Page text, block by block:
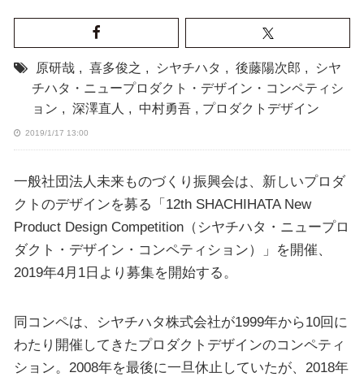
原研哉 , 喜多俊之 , シヤチハタ , 後藤陽次郎 ,
シヤ
チハタ・ニュープロダクト・デザイン・コンペティシ
ョン , 深澤直人 , 中村勇吾 , プロダクトデザイン
2019/1/17 13:00
一般社団法人未来ものづくり振興会は、新しいプロダ
クトのデザインを募る「12th SHACHIHATA New
Product Design Competition（シヤチハタ・ニュープロ
ダクト・デザイン・コンペティション）」を開催、
2019年4月1日より募集を開始する。
同コンペは、シヤチハタ株式会社が1999年から10回に
わたり開催してきたプロダクトデザインのコンペティ
ション。2008年を最後に一旦休止していたが、2018年